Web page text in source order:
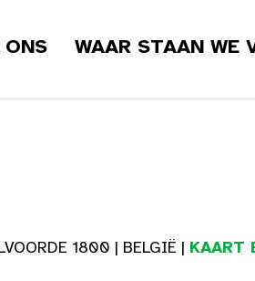
ONS WAAR STAAN WE
1800 | BELGIË | KAART